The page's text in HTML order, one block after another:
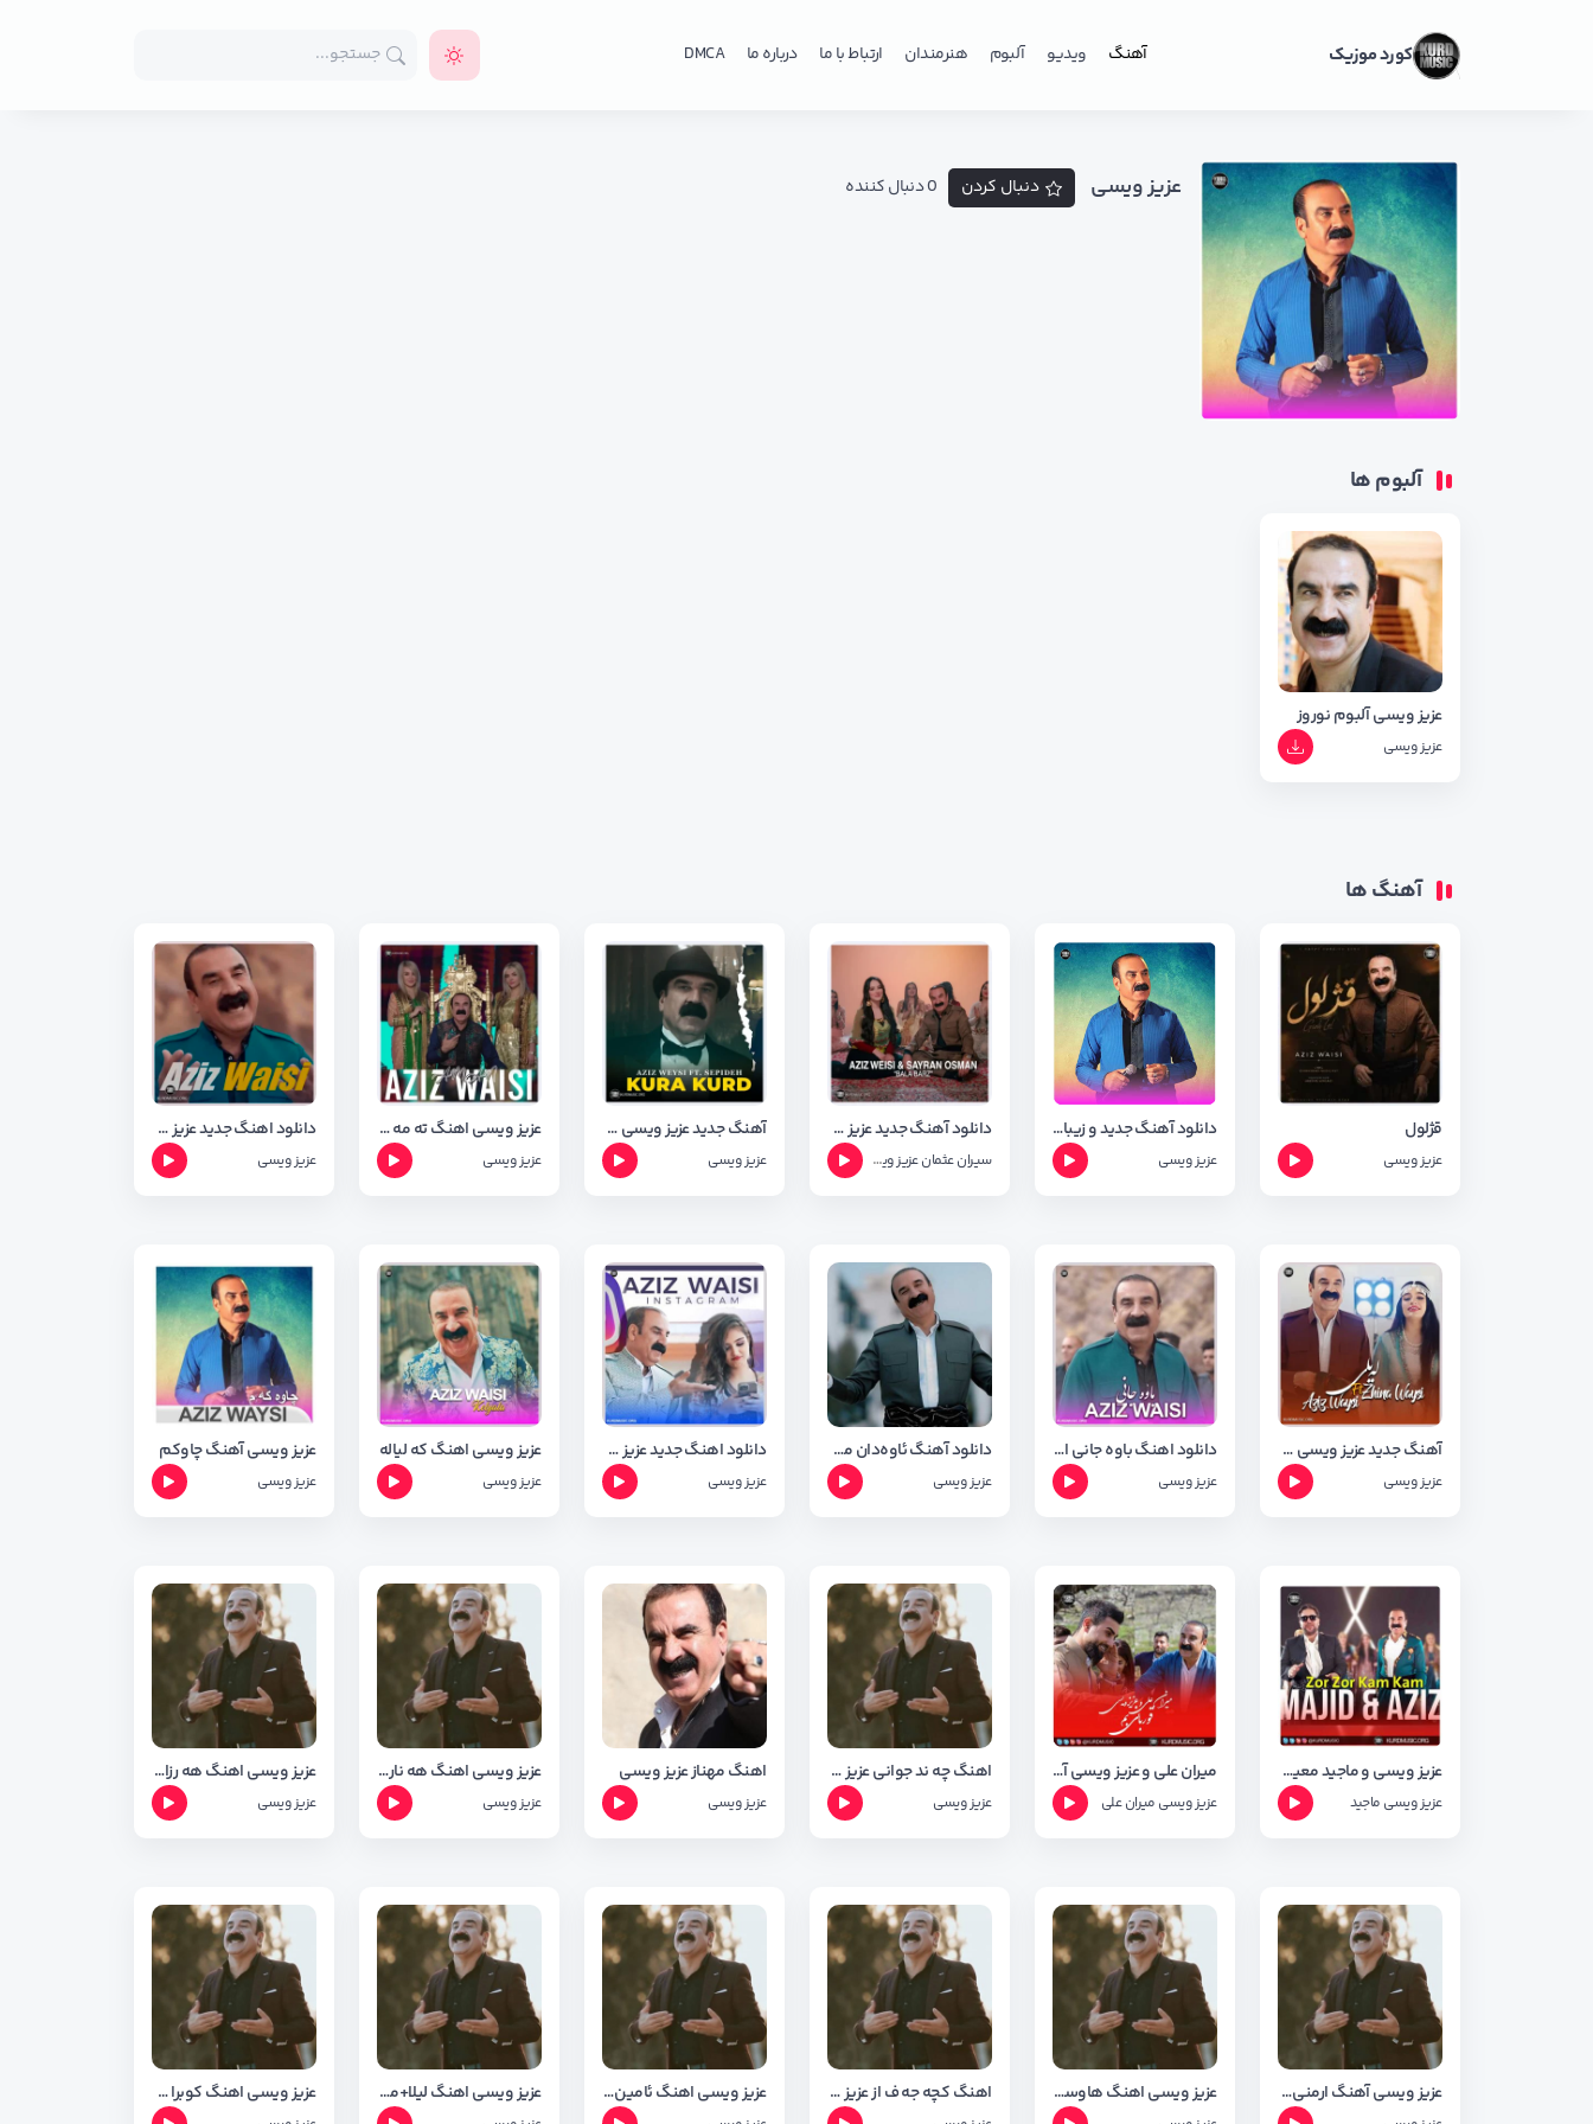
کورد موزیک آهنگ ویدیو آلبوم هنرمندان ارتباط با ما درباره ما DMCA
عزیز ویسی دنبال کردن 0 دنبال کننده
آلبوم ها
عزیز ویسی آلبوم نوروز
عزیز ویسی
آهنگ ها
قژلول
عزیز ویسی
دانلود آهنگ جدید و زیبای عزیز ویسی به نام شه رت با کیفیت Orginal
عزیز ویسی
دانلود آهنگ جدید عزیز ویسی و سیران عوسمان به نام بالا برز
سیران عثمانعزیز ویسی
آهنگ جدید عزیز ویسی و سپیده به نام کوره کورد
عزیز ویسی
عزیز ویسی اهنگ ته مه ن ( شاد کردی )
عزیز ویسی
دانلود اهنگ جدید عزیز ویسی به نام کانی ( کردی شاد )
عزیز ویسی
آهنگ جدید عزیز ویسی و ژینا ویسی بنام لیلی ( له یلی )
عزیز ویسی
دانلود اهنگ باوه جانی از عزیز ویسی + متن اهنگ
عزیز ویسی
دانلود آهنگ ئا‌وه‌دان مهاباد عزیز ویسی (آودان مهاباد) + متن اهنگ
عزیز ویسی
دانلود اهنگ جدید عزیز ویسی به نام اینستاگرام + شعر اهنگ
عزیز ویسی
عزیز ویسی اهنگ که لیاله
عزیز ویسی
عزیز ویسی آهنگ چاوکم
عزیز ویسی
عزیز ویسی و ماجید معین آهنگ زور زور و کم کم
عزیز ویسی ماجید
میران علی و عزیز ویسی آهنگ قوربانی بم
عزیز ویسی میران علی
اهنگ چه ند جوانی عزیز ویسی +متن وشعر
عزیز ویسی
اهنگ مهناز عزیز ویسی
عزیز ویسی
عزیز ویسی اهنگ هه ناری
عزیز ویسی
عزیز ویسی اهنگ هه رزانه +متن وشعر
عزیز ویسی
عزیز ویسی آهنگ ارمنی+متن وشعر عزیز ویسی اهنگ هاوسه ر+متن وشعر اهنگ کچه جه ف از عزیز ویسی +متن وشعر عزیز ویسی اهنگ ئامین +متن وشعر عزیز ویسی اهنگ لیلا+متن وشعر عزیز ویسی اهنگ کوبرا خان+ متن وشعر